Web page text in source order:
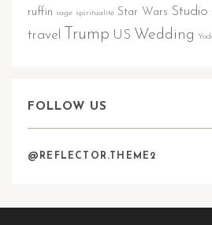
ruffin sage spiritualité Star Wars Studio
travel Trump US Wedding
FOLLOW US
@REFLECTOR.THEME2